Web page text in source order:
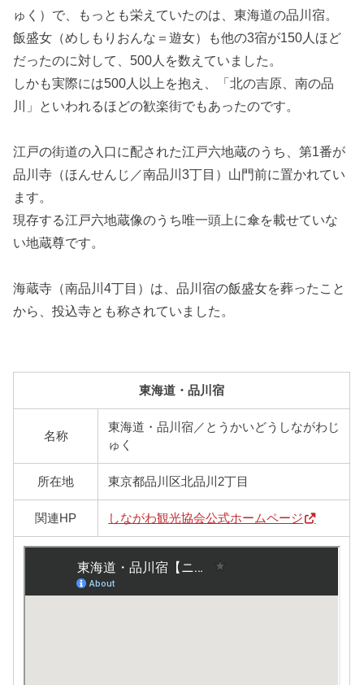
ゅく）で、もっとも栄えていたのは、東海道の品川宿。
飯盛女（めしもりおんな＝遊女）も他の3宿が150人ほど
だったのに対して、500人を数えていました。
しかも実際には500人以上を抱え、「北の吉原、南の品
川」といわれるほどの歓楽街でもあったのです。
江戸の街道の入口に配された江戸六地蔵のうち、第1番が
品川寺（ほんせんじ／南品川3丁目）山門前に置かれてい
ます。
現存する江戸六地蔵像のうち唯一頭上に傘を載せていな
い地蔵尊です。
海蔵寺（南品川4丁目）は、品川宿の飯盛女を葬ったこと
から、投込寺とも称されていました。
東海道・品川宿
名称
東海道・品川宿／とうかいどうしながわじ
ゅく
所在地 東京都品川区北品川2丁目
関連HP しながわ観光協会公式ホームページ